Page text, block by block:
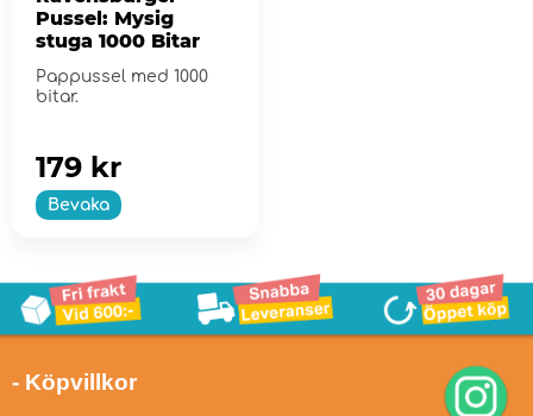
Pussel: Mysig
stuga 1000 Bitar
Pappussel med 1000
bitar.
Bevaka
179 kr
- Köpvillkor